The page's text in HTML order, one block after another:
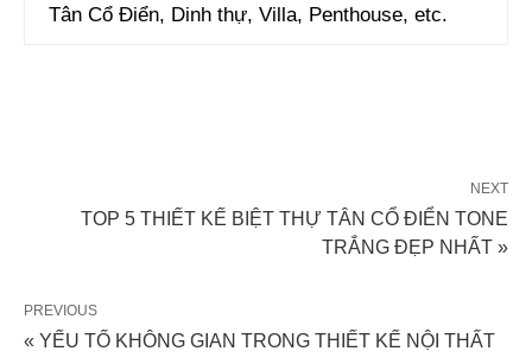
Tân Cổ Điển, Dinh thự, Villa, Penthouse, etc.
NEXT
TOP 5 THIẾT KẾ BIỆT THỰ TÂN CỔ ĐIỂN TONE
TRẮNG ĐẸP NHẤT »
PREVIOUS
« YẾU TỐ KHÔNG GIAN TRONG THIẾT KẾ NỘI THẤT